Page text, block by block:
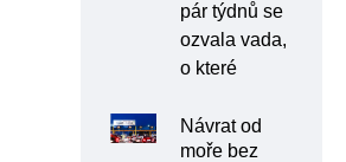
pár týdnů se
ozvala vada,
o které
Návrat od
moře bez